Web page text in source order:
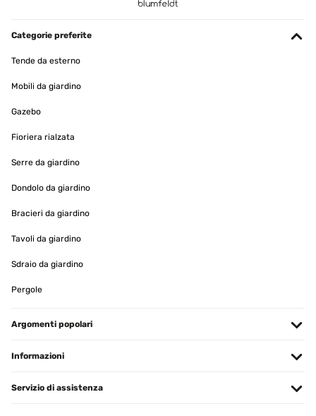
soddisfasse le esigenze di caldo per tutta la famiglia e con questo
fantastico, in breve tempo riscalda l'ambiente con una temperatura
gradevole; il venditore è stato molto attendo ad avvisarmi nei tempi
consegna. La consiglio fortemente per chi cerca come me una
01/12/2025
Categorie preferite
Tende da esterno
Mobili da giardino
Gazebo
Fioriera rialzata
Serre da giardino
Dondolo da giardino
Bracieri da giardino
Tavoli da giardino
Sdraio da giardino
Pergole
Argomenti popolari
Informazioni
Servizio di assistenza